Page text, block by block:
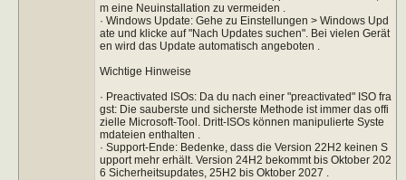
m eine Neuinstallation zu vermeiden .
· Windows Update: Gehe zu Einstellungen > Windows Upd
ate und klicke auf "Nach Updates suchen". Bei vielen Gerät
en wird das Update automatisch angeboten .
Wichtige Hinweise
· Preactivated ISOs: Da du nach einer "preactivated" ISO fra
gst: Die sauberste und sicherste Methode ist immer das offi
zielle Microsoft-Tool. Dritt-ISOs können manipulierte Syste
mdateien enthalten .
· Support-Ende: Bedenke, dass die Version 22H2 keinen S
upport mehr erhält. Version 24H2 bekommt bis Oktober 202
6 Sicherheitsupdates, 25H2 bis Oktober 2027 .